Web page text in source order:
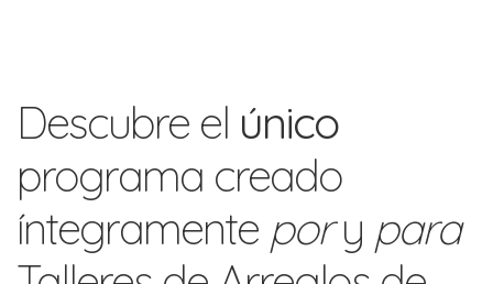
Descubre el único
programa creado
íntegramente pory para